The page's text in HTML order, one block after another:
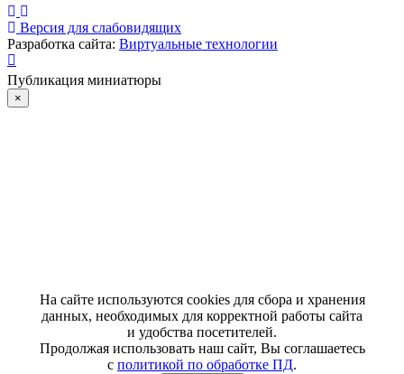
Версия для слабовидящих
Разработка сайта: Виртуальные технологии
Публикация миниатюры
×
На сайте используются cookies для сбора и хранения
данных, необходимых для корректной работы сайта
и удобства посетителей.
Продолжая использовать наш сайт, Вы соглашаетесь
с политикой по обработке ПД.